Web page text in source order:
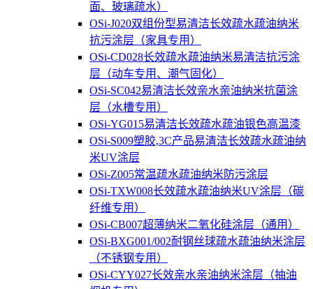
面、玻璃疏水）
OSi-J020双组份型易清洁长效疏水疏油纳米
抗污涂层（家具专用）
OSi-CD028长效疏水疏油纳米易清洁抗污涂
层（动车专用、潮气固化）
OSi-SC042易清洁长效亲水亲油纳米抗菌涂
层（水槽专用）
OSi-YG015易清洁长效疏水疏油银色高温漆
OSi-S009塑胶,3C产品易清洁长效疏水疏油纳
米UV涂层
OSi-Z005常温疏水疏油纳米防污涂层
OSi-TXW008长效疏水疏油纳米UV涂层（碳
纤维专用）
OSi-CB007超薄纳米二氧化硅涂层（通用）
OSi-BXG001/002耐钢丝球疏水疏油纳米涂层
（不锈钢专用）
OSi-CYY027长效亲水亲油纳米涂层（抽油